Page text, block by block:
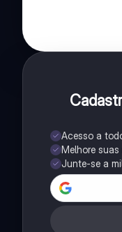
Acesso a
Melhore
Junte-se a